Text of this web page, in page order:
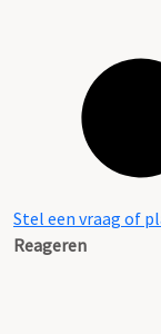
Stel een vraag of
Reageren